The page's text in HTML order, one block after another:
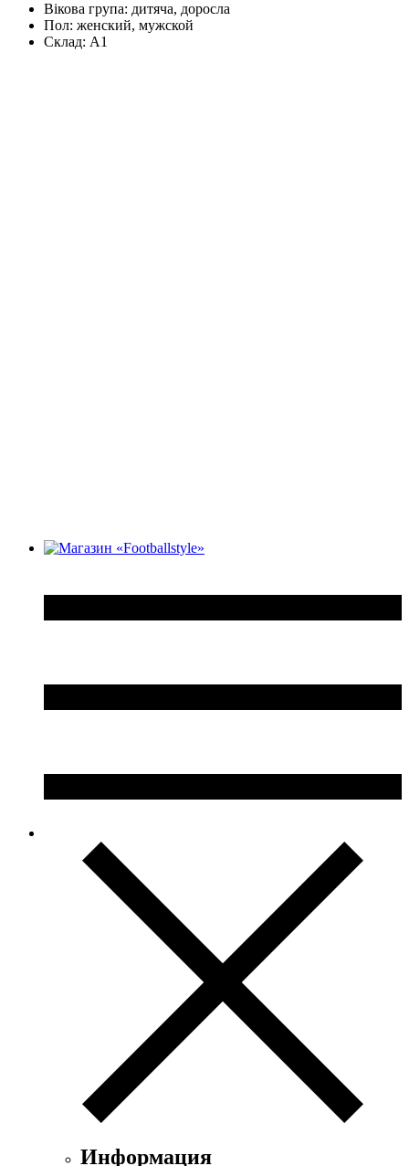
Вікова група: дитяча, доросла
Пол: женский, мужской
Склад: А1
Информация